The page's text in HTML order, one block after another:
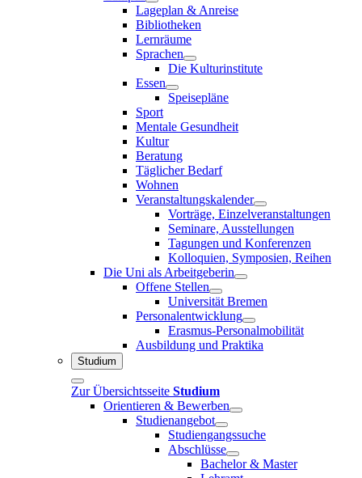
Lageplan & Anreise
Bibliotheken
Lernräume
Sprachen
Die Kulturinstitute
Essen
Speisepläne
Sport
Mentale Gesundheit
Kultur
Beratung
Täglicher Bedarf
Wohnen
Veranstaltungskalender
Vorträge, Einzelveranstaltungen
Seminare, Ausstellungen
Tagungen und Konferenzen
Kolloquien, Symposien, Reihen
Die Uni als Arbeitgeberin
Offene Stellen
Universität Bremen
Personalentwicklung
Erasmus-Personalmobilität
Ausbildung und Praktika
Studium
Zur Übersichtsseite Studium
Orientieren & Bewerben
Studienangebot
Studiengangssuche
Abschlüsse
Bachelor & Master